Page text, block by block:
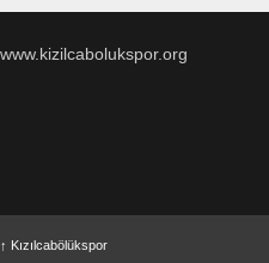
www.kizilcabolukspor.org
↑ Kızılcabölükspor